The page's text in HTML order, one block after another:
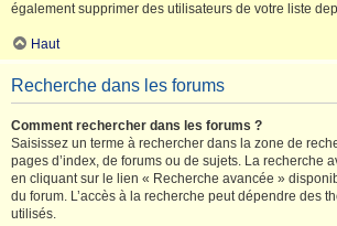
également supprimer des utilisateurs de votre liste
Haut
Recherche dans les forums
Comment rechercher dans les forums ?
Saisissez un terme à rechercher dans la zone de
pages d’index, de forums ou de sujets. La recherche
en cliquant sur le lien « Recherche avancée »
du forum. L’accès à la recherche peut dépendre des
utilisés.